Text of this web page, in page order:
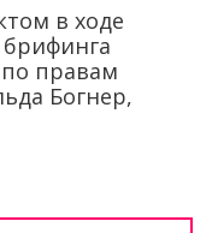
в ходе
брифинга
правам
Богнер,